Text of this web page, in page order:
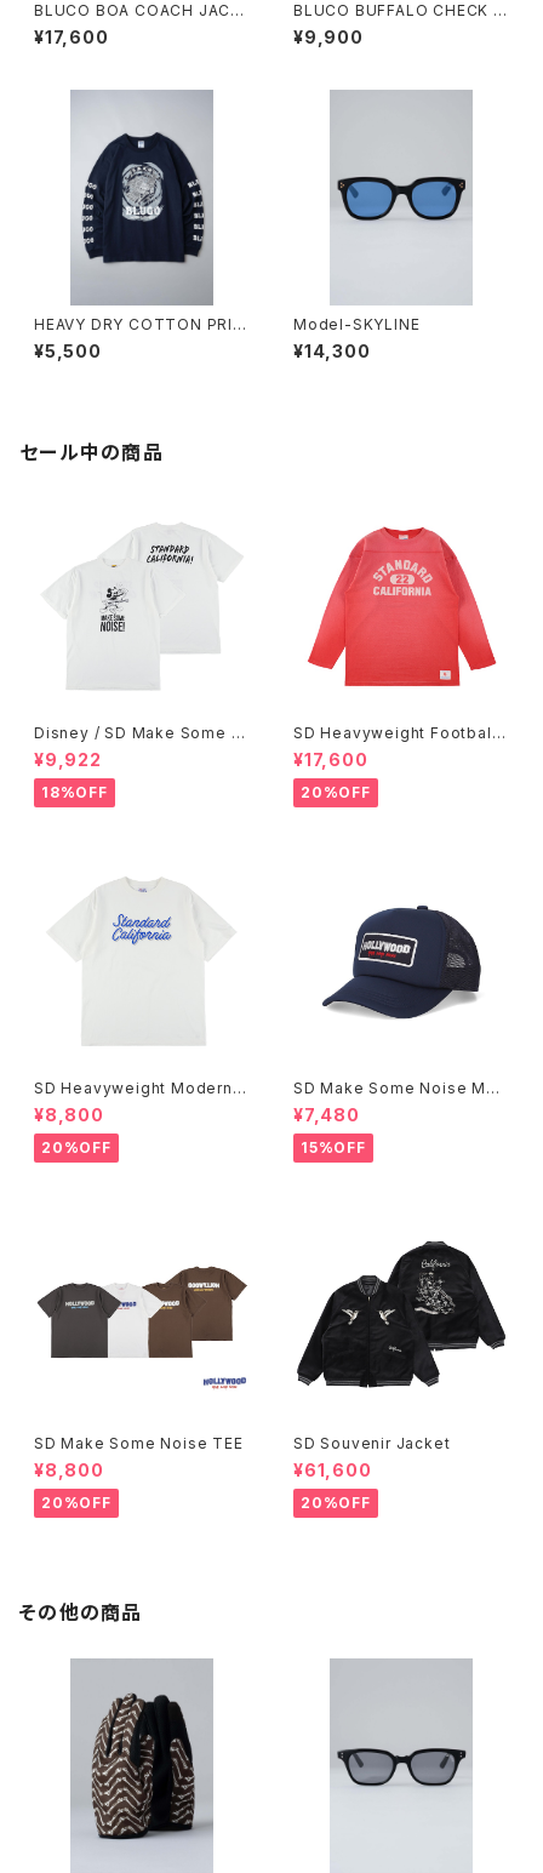
BLUCO BOA COACH JACK
ET BLACK
¥17,600
BLUCO BUFFALO CHECK F
LANNEL SHIRT
¥9,900
HEAVY DRY COTTON PRIN
T L/S TEE -Artwork by 遊
鷹-
¥5,500
Model-SKYLINE
¥14,300
セール中の商品
Disney / SD Make Some N
oise T
¥9,922
18%OFF
SD Heavyweight Football
Logo LS T VW
¥17,600
20%OFF
SD Heavyweight Modern T
wist Signs Logo T
¥8,800
20%OFF
SD Make Some Noise Mes
h Cap
¥7,480
15%OFF
SD Make Some Noise TEE
¥8,800
20%OFF
SD Souvenir Jacket
¥61,600
20%OFF
その他の商品